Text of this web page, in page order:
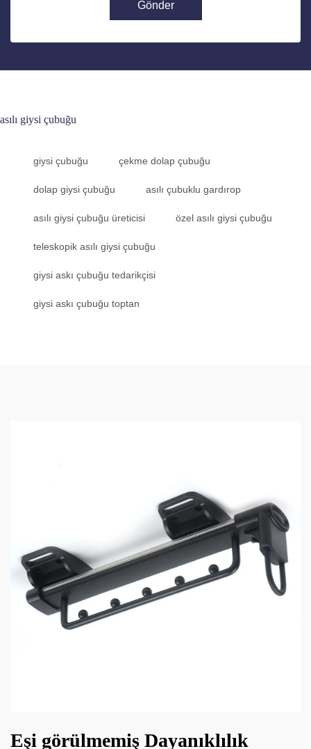
Gönder
asılı giysi çubuğu
giysi çubuğu çekme dolap çubuğu
dolap giysi çubuğu asılı çubuklu gardırop
asılı giysi çubuğu üreticisi özel asılı giysi çubuğu
teleskopik asılı giysi çubuğu
giysi askı çubuğu tedarikçisi
giysi askı çubuğu toptan
Eşi görülmemiş Dayanıklılık